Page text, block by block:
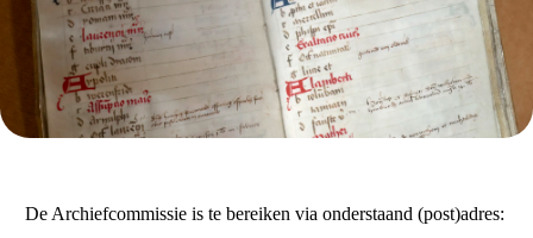
De Archiefcommissie is te bereiken via onderstaand (post)adres: